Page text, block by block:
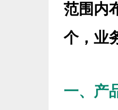
范围内
个，业
一、产